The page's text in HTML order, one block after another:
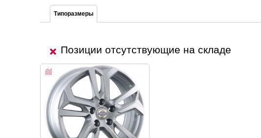
Типоразмеры
Позиции отсутствующие на складе